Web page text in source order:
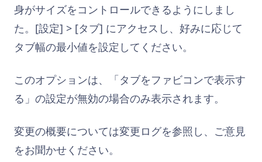
身がサイズをコントロールできるようにしまし
た。[設定] > [タブ] にアクセスし、好みに応じて
タブ幅の最小値を設定してください。
このオプションは、「タブをファビコンで表示す
る」の設定が無効の場合のみ表示されます。
変更の概要については変更ログを参照し、ご意見
をお聞かせください。